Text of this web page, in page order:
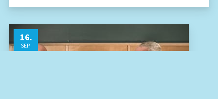
16.
SEP.